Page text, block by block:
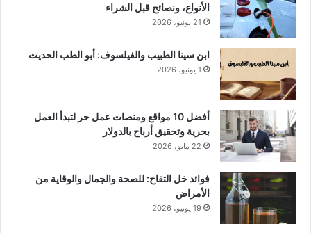
الأنواع، ونصائح قبل الشراء
21 يونيو، 2026
ابن سينا الطبيب والفيلسوف: أبو الطب الحديث
1 يونيو، 2026
أفضل 10 مواقع ومنصات عمل حر لتبدأ العمل
بحرية وتحقيق أرباح بالدولار
22 مايو، 2026
فوائد خل التفاح: للصحة والجمال والوقاية من
الأمراض
19 يونيو، 2026